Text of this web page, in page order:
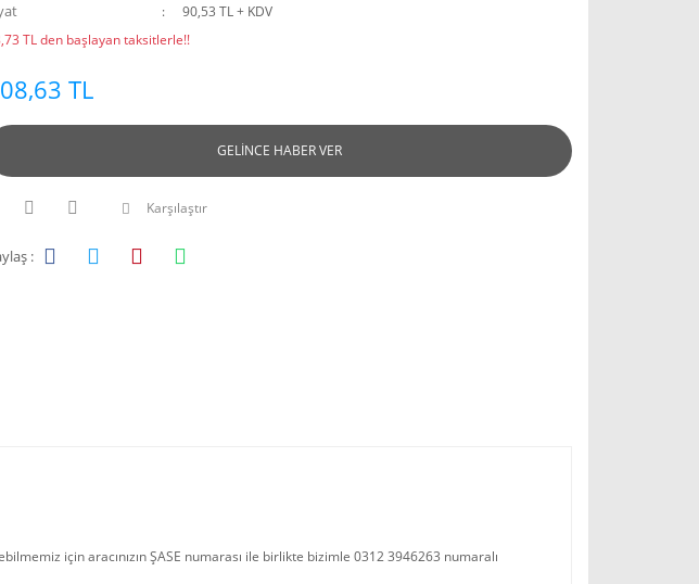
90,53 TL + KDV
TL den başlayan taksitlerle!!
TL
GELİNCE HABER VER
Karşılaştır
:
için aracınızın ŞASE numarası ile birlikte bizimle 0312 3946263 numaralı